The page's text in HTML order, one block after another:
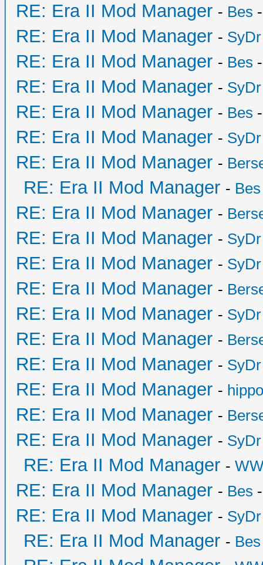
RE: Era II Mod Manager - Bes
RE: Era II Mod Manager - SyDr
RE: Era II Mod Manager - Bes
RE: Era II Mod Manager - SyDr
RE: Era II Mod Manager - Bes
RE: Era II Mod Manager - SyDr
RE: Era II Mod Manager -
RE: Era II Mod Manager - Bes
RE: Era II Mod Manager -
RE: Era II Mod Manager - SyDr
RE: Era II Mod Manager - SyDr
RE: Era II Mod Manager -
RE: Era II Mod Manager - SyDr
RE: Era II Mod Manager -
RE: Era II Mod Manager - SyDr
RE: Era II Mod Manager -
RE: Era II Mod Manager -
RE: Era II Mod Manager - SyDr
RE: Era II Mod Manager -
RE: Era II Mod Manager - Bes
RE: Era II Mod Manager - SyDr
RE: Era II Mod Manager - Bes